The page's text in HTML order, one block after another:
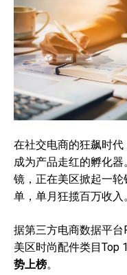
在社交电商的狂飙时
成为产品走红的孵化
镜，正在美区掀起一
单，单月狂揽百万收入
据第三方电商数据平
美区时尚配件类目Top
势上榜。